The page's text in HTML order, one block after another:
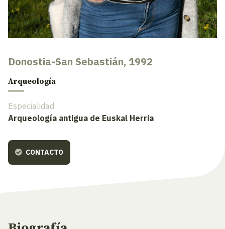
Donostia-San Sebastián, 1992
Arqueología
Especialidad
Arqueología antigua de Euskal Herria
CONTACTO